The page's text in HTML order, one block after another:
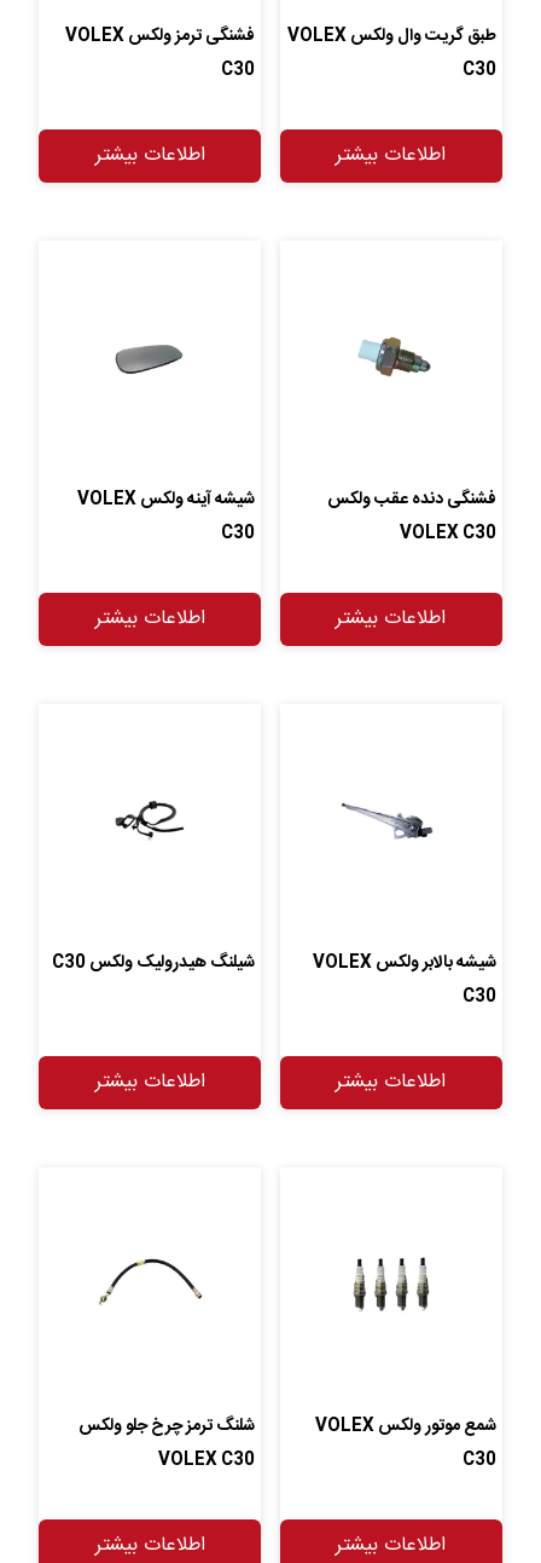
طبق گریت وال ولکس VOLEX
C30
اطلاعات بیشتر
فشنگی ترمز ولکس VOLEX
C30
اطلاعات بیشتر
فشنگی دنده عقب ولکس
VOLEX C30
اطلاعات بیشتر
شیشه آینه ولکس VOLEX
C30
اطلاعات بیشتر
شیشه بالابر ولکس VOLEX
C30
اطلاعات بیشتر
شیلنگ هیدرولیک ولکس C30
اطلاعات بیشتر
شمع موتور ولکس VOLEX
C30
اطلاعات بیشتر
شلنگ ترمز چرخ جلو ولکس
VOLEX C30
اطلاعات بیشتر